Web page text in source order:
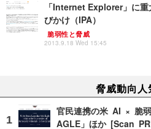
「Internet Explorer」に
びかけ（IPA）
脆弱性と脅威
2013.9.18 Wed 15:45
脅威動向人
官民連携の米 AI × 脆
AGLE」ほか [Scan